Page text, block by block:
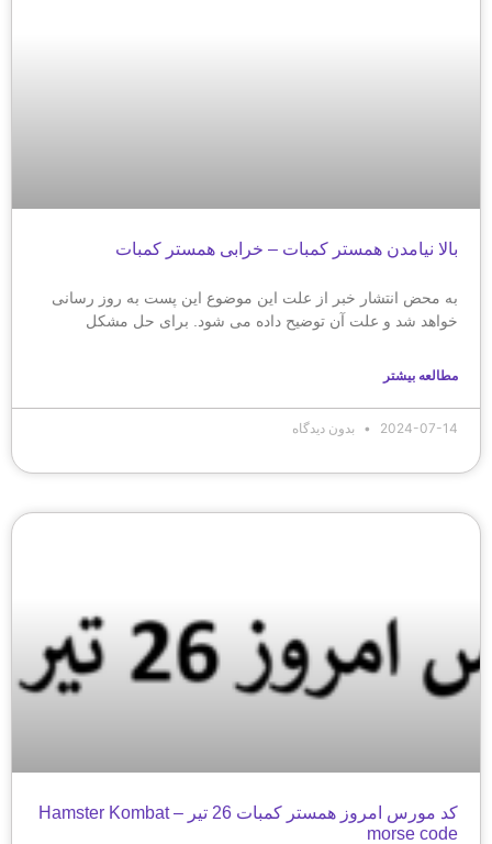
بالا نیامدن همستر کمبات – خرابی همستر کمبات
به محض انتشار خبر از علت این موضوع این پست به روز رسانی
خواهد شد و علت آن توضیح داده می شود. برای حل مشکل
مطالعه بیشتر
2024-07-14 بدون دیدگاه
کد مورس امروز همستر کمبات 26 تیر – Hamster Kombat
morse code